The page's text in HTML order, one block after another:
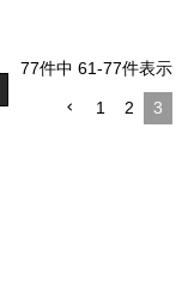
77件中 61-77件表示
1 2 3